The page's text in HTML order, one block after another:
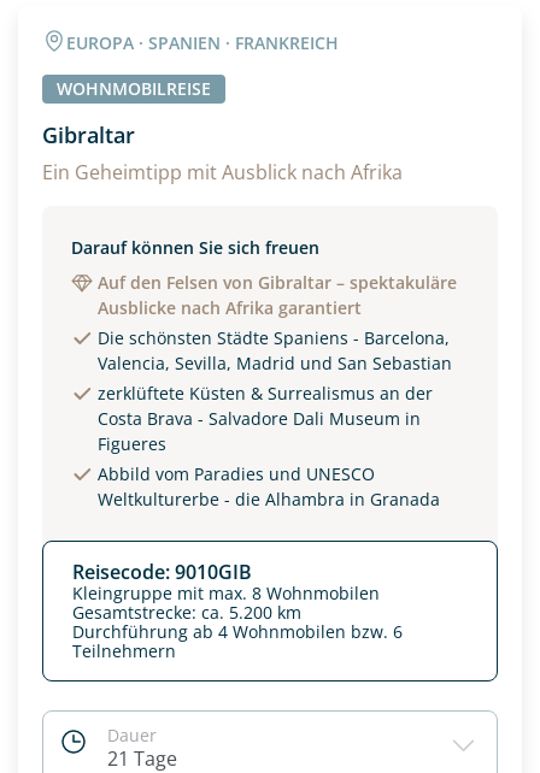
EUROPA · SPANIEN · FRANKREICH
WOHNMOBILREISE
Gibraltar
Ein Geheimtipp mit Ausblick nach Afrika
Darauf können Sie sich freuen
Auf den Felsen von Gibraltar – spektakuläre
Ausblicke nach Afrika garantiert
Die schönsten Städte Spaniens - Barcelona,
Valencia, Sevilla, Madrid und San Sebastian
zerklüftete Küsten & Surrealismus an der
Costa Brava - Salvadore Dali Museum in
Figueres
Abbild vom Paradies und UNESCO
Weltkulturerbe - die Alhambra in Granada
Reisecode: 9010GIB
Kleingruppe mit max. 8 Wohnmobilen
Gesamtstrecke: ca. 5.200 km
Durchführung ab 4 Wohnmobilen bzw. 6
Teilnehmern
Dauer
21 Tage
Anzahl Erwachsener Reisen Sie mit Hund/en?
Option 2
Weitere Informationen